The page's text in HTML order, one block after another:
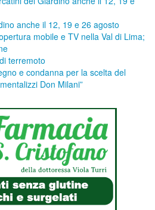
anche il 12, 19 e 26 agosto
mobile e TV nella Val di Lima;
terremoto
e condanna per la scelta del
Don Milani”